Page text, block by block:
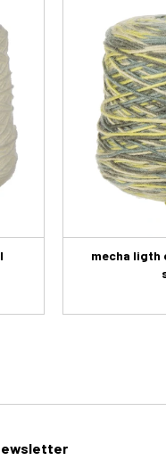
mecha ligth